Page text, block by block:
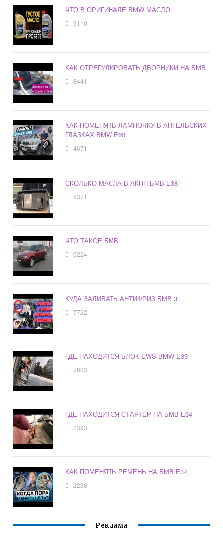
ЧТО В ОРИГИНАЛЕ BMW МАСЛО
9110
КАК ОТРЕГУЛИРОВАТЬ ДВОРНИКИ НА БМВ
8441
КАК ПОМЕНЯТЬ ЛАМПОЧКУ В АНГЕЛЬСКИХ
ГЛАЗКАХ BMW E60
4671
СКОЛЬКО МАСЛА В АКПП БМВ Е38
9371
ЧТО ТАКОЕ БМВ
6224
КУДА ЗАЛИВАТЬ АНТИФРИЗ БМВ 3
7722
ГДЕ НАХОДИТСЯ БЛОК EWS BMW E39
7803
ГДЕ НАХОДИТСЯ СТАРТЕР НА БМВ Е34
2393
КАК ПОМЕНЯТЬ РЕМЕНЬ НА БМВ Е34
2238
Реклама